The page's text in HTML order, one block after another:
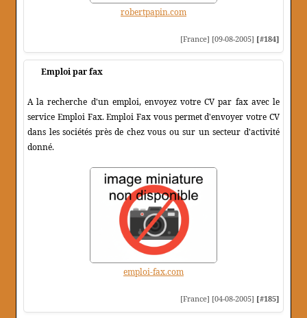
robertpapin.com
[France] [09-08-2005] [#184]
Emploi par fax
A la recherche d'un emploi, envoyez votre CV par fax avec le
service Emploi Fax. Emploi Fax vous permet d'envoyer votre CV
dans les sociétés près de chez vous ou sur un secteur d'activité
donné.
emploi-fax.com
[France] [04-08-2005] [#185]